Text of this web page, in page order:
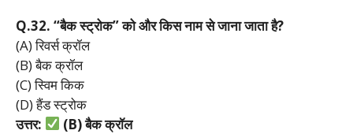
Q.32. “बैकस्ट्रोक”कोऔरकिसनामसेजानाजाताहै?
(A) रिवर्स क्रॉल
(B) बैक क्रॉल
(C) स्विम किक
(D) हैंड स्ट्रोक
उत्तर:
(B)बैकक्रॉल